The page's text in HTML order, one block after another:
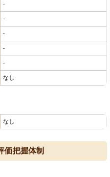
-
-
-
-
-
なし
なし
価把握体制